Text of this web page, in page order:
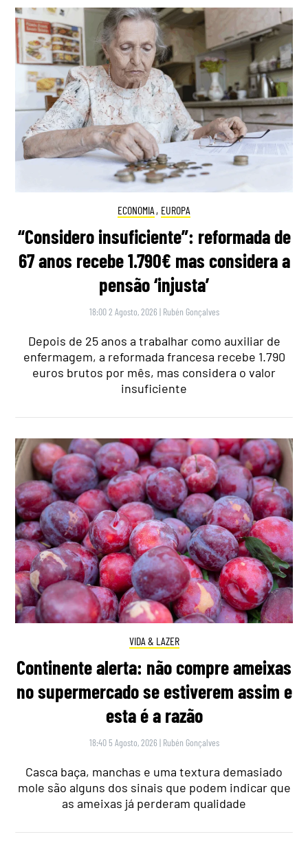
ECONOMIA , EUROPA
“Considero insuficiente”: reformada de
67 anos recebe 1.790€ mas considera a
pensão ‘injusta’
18:00 2 Agosto, 2026 | Rubén Gonçalves
Depois de 25 anos a trabalhar como auxiliar de
enfermagem, a reformada francesa recebe 1.790
euros brutos por mês, mas considera o valor
insuficiente
VIDA & LAZER
Continente alerta: não compre ameixas
no supermercado se estiverem assim e
esta é a razão
18:40 5 Agosto, 2026 | Rubén Gonçalves
Casca baça, manchas e uma textura demasiado
mole são alguns dos sinais que podem indicar que
as ameixas já perderam qualidade